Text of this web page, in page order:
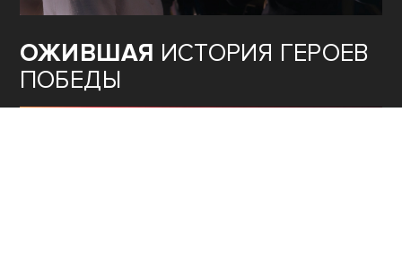
ОЖИВШАЯ ИСТОРИЯ ГЕРОЕВ
ПОБЕДЫ